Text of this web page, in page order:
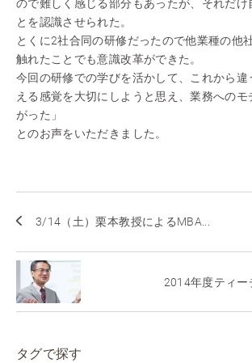
ので難しく感じる部分もあったが、それだけ
とを認識させられた。
とくに2社合同の研修だったので他業種の他
触れたことでも意識改革ができた。
今回の研修での学びを活かして、これから違
える感覚を大切にしようと思え、業務へのモ
がった」
とのお声をいただきました。
3/14（土）栗本教授によるMBA...
2014年度ティー
タグで探す